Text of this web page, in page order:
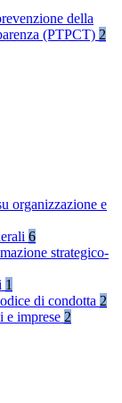
della
(PTPCT) 2
organizzazione e
6
strategico-
1
di condotta 2
e imprese 2